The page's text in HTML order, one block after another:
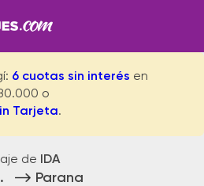
6 cuotas sin interés en
o
Tarjeta.
de IDA
Parana